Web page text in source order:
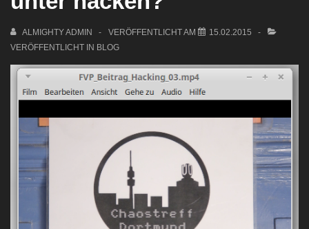
ALMIGHTY ADMIN VERÖFFENTLICHT AM
15.02.2015
VERÖFFENTLICHT IN BLOG